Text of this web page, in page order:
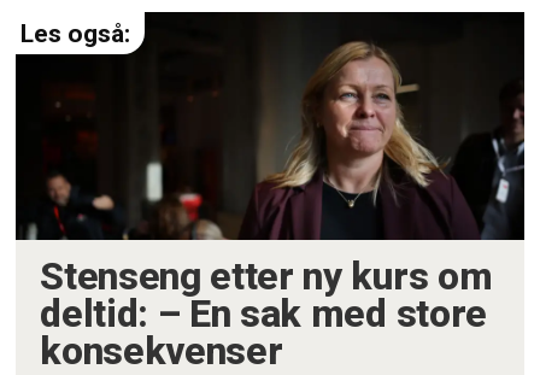
Stenseng etter ny kurs om
deltid: – En sak med store
konsekvenser